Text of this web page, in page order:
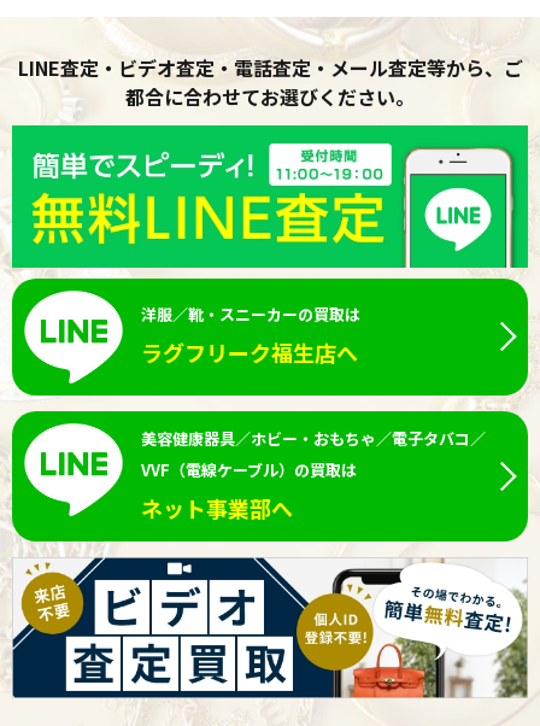
LINE査定・ビデオ査定・電話査定・メール査定等から、ご
都合に合わせてお選びください。
洋服／靴・スニーカーの買取は
ラグフリーク福生店へ
美容健康器具／ホビー・おもちゃ／電子タバコ／
VVF（電線ケーブル）の買取は
ネット事業部へ